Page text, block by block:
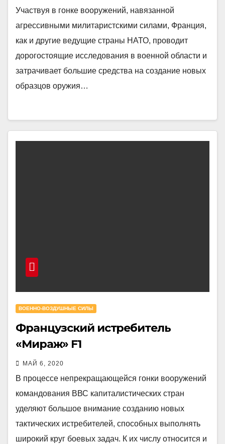
Участвуя в гонке вооружений, навязанной
агрессивными милитаристскими силами, Франция,
как и другие ведущие страны НАТО, проводит
дорогостоящие исследования в военной области и
затрачивает большие средства на создание новых
образцов оружия…
ВОЕННО-ВОЗДУШНЫЕ СИЛЫ
Французский истребитель
«Мираж» F1
МАЙ 6, 2020
В процессе непрекращающейся гонки вооружений
командования ВВС капиталистических стран
уделяют большое внимание созданию новых
тактических истребителей, способных выполнять
широкий круг боевых задач. К их числу относится и